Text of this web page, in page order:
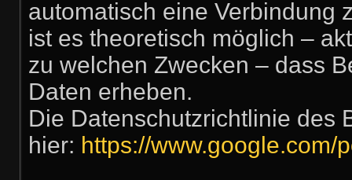
automatisch eine Verbindung
ist es theoretisch möglich –
zu welchen Zwecken – dass
Daten erheben.
Die Datenschutzrichtlinie des
hier: https://www.google.com/